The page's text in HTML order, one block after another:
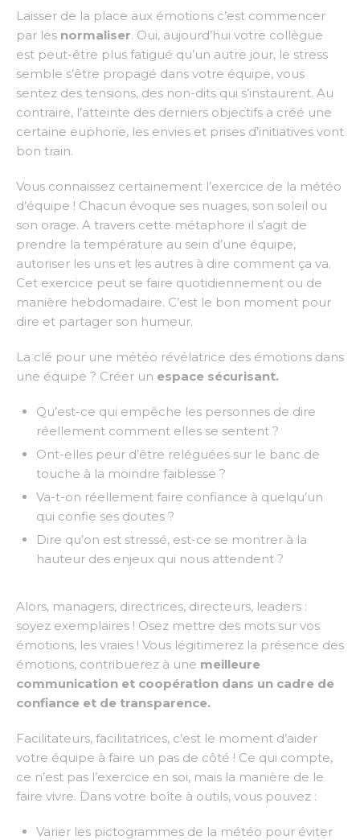
Laisser de la place aux émotions c’est commencer
par les normaliser. Oui, aujourd’hui votre collègue
est peut-être plus fatigué qu’un autre jour, le stress
semble s’être propagé dans votre équipe, vous
sentez des tensions, des non-dits qui s’instaurent. Au
contraire, l’atteinte des derniers objectifs a créé une
certaine euphorie, les envies et prises d’initiatives vont
bon train.
Vous connaissez certainement l’exercice de la météo
d’équipe ! Chacun évoque ses nuages, son soleil ou
son orage. A travers cette métaphore il s’agit de
prendre la température au sein d’une équipe,
autoriser les uns et les autres à dire comment ça va.
Cet exercice peut se faire quotidiennement ou de
manière hebdomadaire. C’est le bon moment pour
dire et partager son humeur.
La clé pour une météo révélatrice des émotions dans
une équipe ? Créer un espace sécurisant.
Qu’est-ce qui empêche les personnes de dire
réellement comment elles se sentent ?
Ont-elles peur d’être reléguées sur le banc de
touche à la moindre faiblesse ?
Va-t-on réellement faire confiance à quelqu’un
qui confie ses doutes ?
Dire qu’on est stressé, est-ce se montrer à la
hauteur des enjeux qui nous attendent ?
Alors, managers, directrices, directeurs, leaders :
soyez exemplaires ! Osez mettre des mots sur vos
émotions, les vraies ! Vous légitimerez la présence des
émotions, contribuerez à une meilleure
communication et coopération dans un cadre de
confiance et de transparence.
Facilitateurs, facilitatrices, c’est le moment d’aider
votre équipe à faire un pas de côté ! Ce qui compte,
ce n’est pas l’exercice en soi, mais la manière de le
faire vivre. Dans votre boîte à outils, vous pouvez :
Varier les pictogrammes de la météo pour éviter